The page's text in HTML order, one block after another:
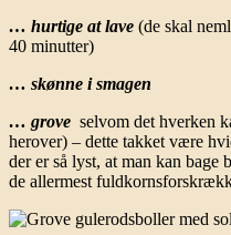
… hurtige at lave (de skal
40 minutter)
… skønne i smagen
… grove selvom det hverken
herover) – dette takket være
der er så lyst, at man kan
de allermest